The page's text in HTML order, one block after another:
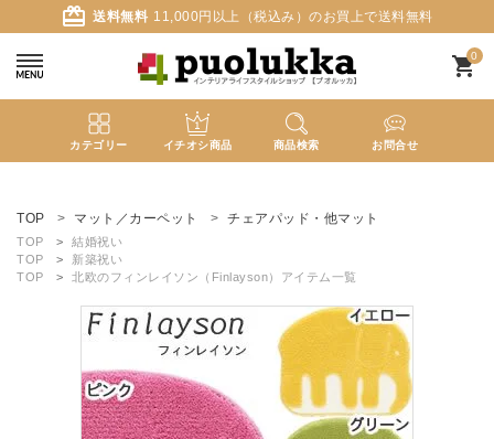
card_giftcard 送料無料 11,000円以上（税込み）のお買上で送料無料
0
shopping_cart
カテゴリー イチオシ商品 商品検索 お問合せ
ようこそ ゲスト 様
meeting_room ログイン person 新規会員登録
search
新着商品
TOP マット／カーペット チェアパッド・他マット
TOP
結婚祝い
TOP
新築祝い
TOP
北欧のフィンレイソン（Finlayson）アイテム一覧